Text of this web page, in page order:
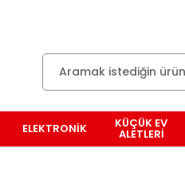
ELEKTRONİK KÜÇÜK EV
ALETLERİ